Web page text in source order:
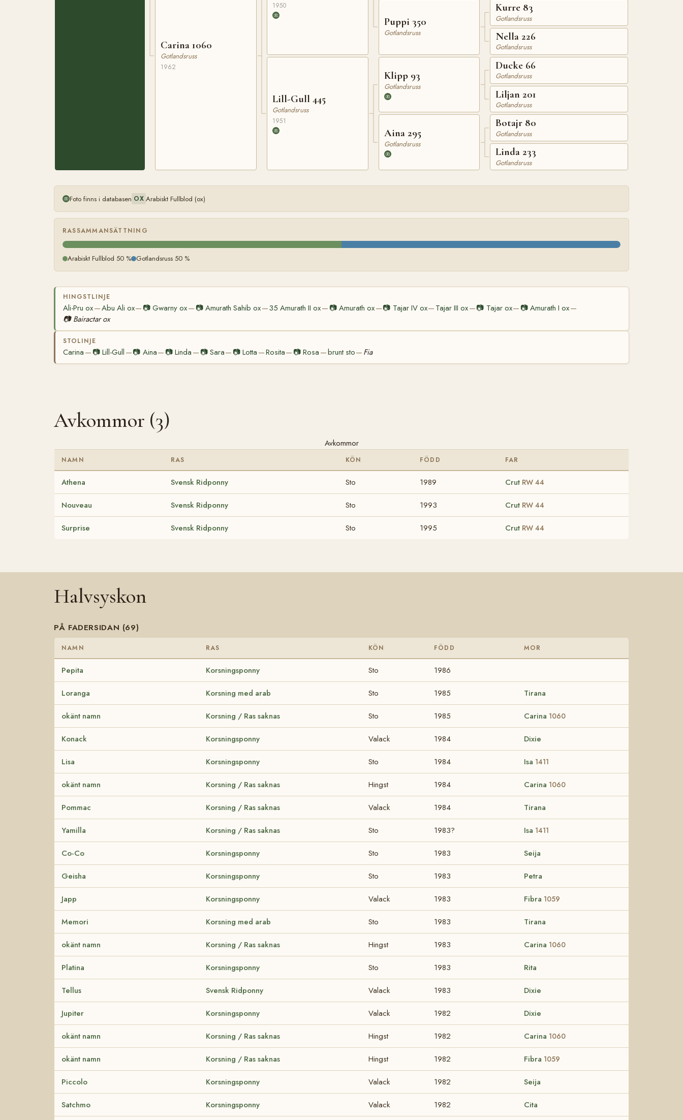
Carina 1060
Gotlandsruss
1962
1950
Lill-Gull 445
Gotlandsruss
1951
Puppi 350
Gotlandsruss
Klipp 93
Gotlandsruss
Aina 295
Gotlandsruss
Kurre 83
Gotlandsruss
Nella 226
Gotlandsruss
Ducke 66
Gotlandsruss
Liljan 201
Gotlandsruss
Botajr 80
Gotlandsruss
Linda 233
Gotlandsruss
Foto finns i databasen OX Arabiskt Fullblod (ox)
RASSAMMANSÄTTNING
Arabiskt Fullblod 50 % Gotlandsruss 50 %
HINGSTLINJE
Ali-Pru ox—Abu Ali ox— 📷Gwarny ox— 📷Amurath Sahib ox—35 Amurath II ox— 📷Amurath ox—📷 Tajar IV ox— Tajar III ox—📷 Tajar ox— 📷Amurath I ox—
📷 Bairactar ox
STOLINJE
Carina — 📷Lill-Gull —📷 Aina— 📷Linda — 📷 Sara— 📷 Lotta —Rosita— 📷 Rosa —brunt sto— Fia
Avkommor (3)
Avkommor
NAMN RAS KÖN FÖDD FAR
Athena Svensk Ridponny Sto 1989 Crut RW 44
Nouveau Svensk Ridponny Sto 1993 Crut RW 44
Surprise Svensk Ridponny Sto 1995 Crut RW 44
Halvsyskon
PÅ FADERSIDAN (69)
NAMN RAS KÖN FÖDD MOR
Pepita Korsningsponny Sto 1986
Loranga Korsning med arab Sto 1985 Tirana
okänt namn Korsning / Ras saknas Sto 1985 Carina 1060
Konack Korsningsponny Valack 1984 Dixie
Lisa Korsningsponny Sto 1984 Isa 1411
okänt namn Korsning / Ras saknas Hingst 1984 Carina 1060
Pommac Korsning / Ras saknas Valack 1984 Tirana
Yamilla Korsning / Ras saknas Sto 1983? Isa 1411
Co-Co Korsningsponny Sto 1983 Seija
Geisha Korsningsponny Sto 1983 Petra
Japp Korsningsponny Valack 1983 Fibra 1059
Memori Korsning med arab Sto 1983 Tirana
okänt namn Korsning / Ras saknas Hingst 1983 Carina 1060
Platina Korsningsponny Sto 1983 Rita
Tellus Svensk Ridponny Valack 1983 Dixie
Jupiter Korsningsponny Valack 1982 Dixie
okänt namn Korsning / Ras saknas Hingst 1982 Carina 1060
okänt namn Korsning / Ras saknas Hingst 1982 Fibra 1059
Piccolo Korsningsponny Valack 1982 Seija
Satchmo Korsningsponny Valack 1982 Cita